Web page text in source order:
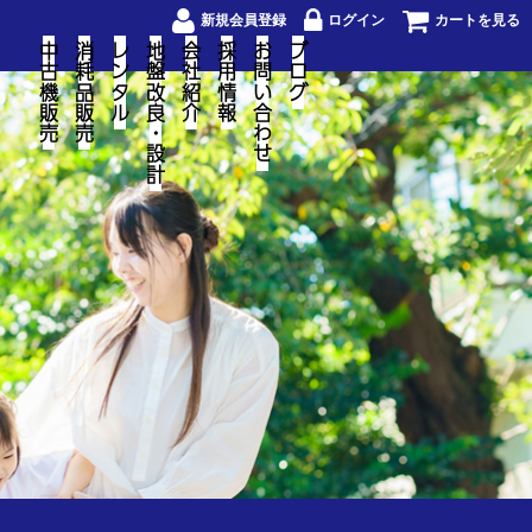
中古機販売消耗品販売レンタル地盤改良・設計会社紹介採用情報お問い合わせブログ
新規会員登録 ログイン カートを見る